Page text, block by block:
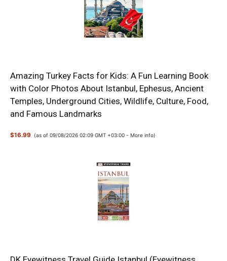
Amazing Turkey Facts for Kids: A Fun Learning Book
with Color Photos About Istanbul, Ephesus, Ancient
Temples, Underground Cities, Wildlife, Culture, Food,
and Famous Landmarks
$16.99 (as of 09/08/2026 02:09 GMT +03:00 -More info)